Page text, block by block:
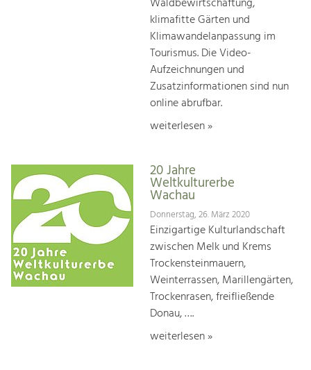
klimafitte Gärten und
Klimawandelanpassung im
Tourismus. Die Video-
Aufzeichnungen und
Zusatzinformationen sind nun
online abrufbar.
weiterlesen »
20 Jahre
Weltkulturerbe
Wachau
Donnerstag, 26. März 2020
Einzigartige Kulturlandschaft
zwischen Melk und Krems
Trockensteinmauern,
Weinterrassen, Marillengärten,
Trockenrasen, freifließende
Donau, ….
weiterlesen »